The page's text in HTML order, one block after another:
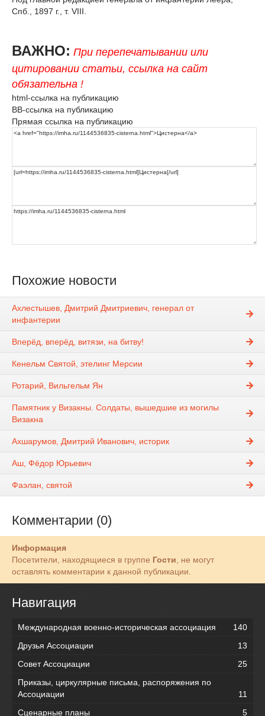
Спб., 1897 г., т. VIII.
ВАЖНО: При перепечатывании или
цитировании статьи, ссылка на сайт
обязательна !
html-ссылка на публикацию
BB-ссылка на публикацию
Прямая ссылка на публикацию
Похожие новости
Ахлестышев, Дмитрий Дмитриевич, генерал от
инфантерии
Вперёд, вперёд, витязи, на битву!
Кенельм Святой, этелинг Мерсии
Ротарий, Вильгельм Ян
Памятник у Визакны. Солдаты, вышедшие из могилы
Визакна
Ахшарумов, Дмитрий Иванович, историк
Аш, Фёдор Юрьевич
Фаэлан, святой
Комментарии (0)
Информация
Посетители, находящиеся в группе Гости , не могут
оставлять комментарии к данной публикации.
Навигация
Международная военно-историческая ассоциация
140
Друзья Ассоциации
13
Совет Ассоциации
25
Приказы, циркулярные письма, распоряжения по
Ассоциации
11
Сценарные планы
5